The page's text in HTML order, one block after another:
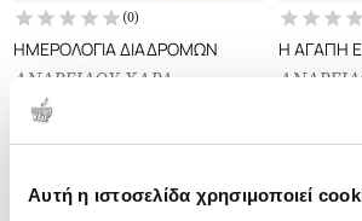
Αυτή η ιστοσελίδα χρησιμοποιεί
(0)
ΗΜΕΡΟΛΟΓΙΑ ΔΙΑΔΡΟΜΩΝ
ΑΝΔΡΕΙΔΟΥ ΧΑΡΑ
Κωδ. Πολιτείας
Η ΑΓΑΠΗ